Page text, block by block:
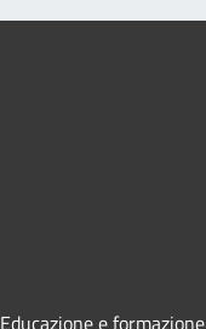
Educazione e formazione